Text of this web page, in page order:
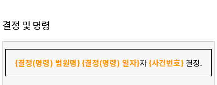
결정 및 명령
{결정(명령) 법원명}{결정(명령) 일자}자{사건번호} 결정.